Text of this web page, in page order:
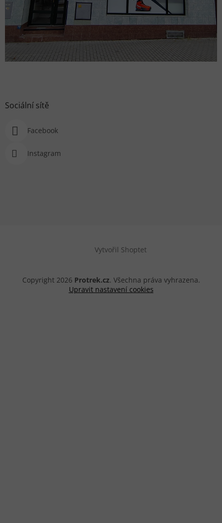
Sociální sítě
Facebook
Instagram
Vytvořil Shoptet
Copyright 2026 Protrek.cz. Všechna práva vyhrazena.
Upravit nastavení cookies